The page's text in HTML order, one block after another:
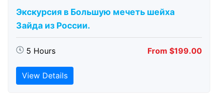
Экскурсия в Большую мечеть шейха
Зайда из России.
5 Hours From $199.00
View Details